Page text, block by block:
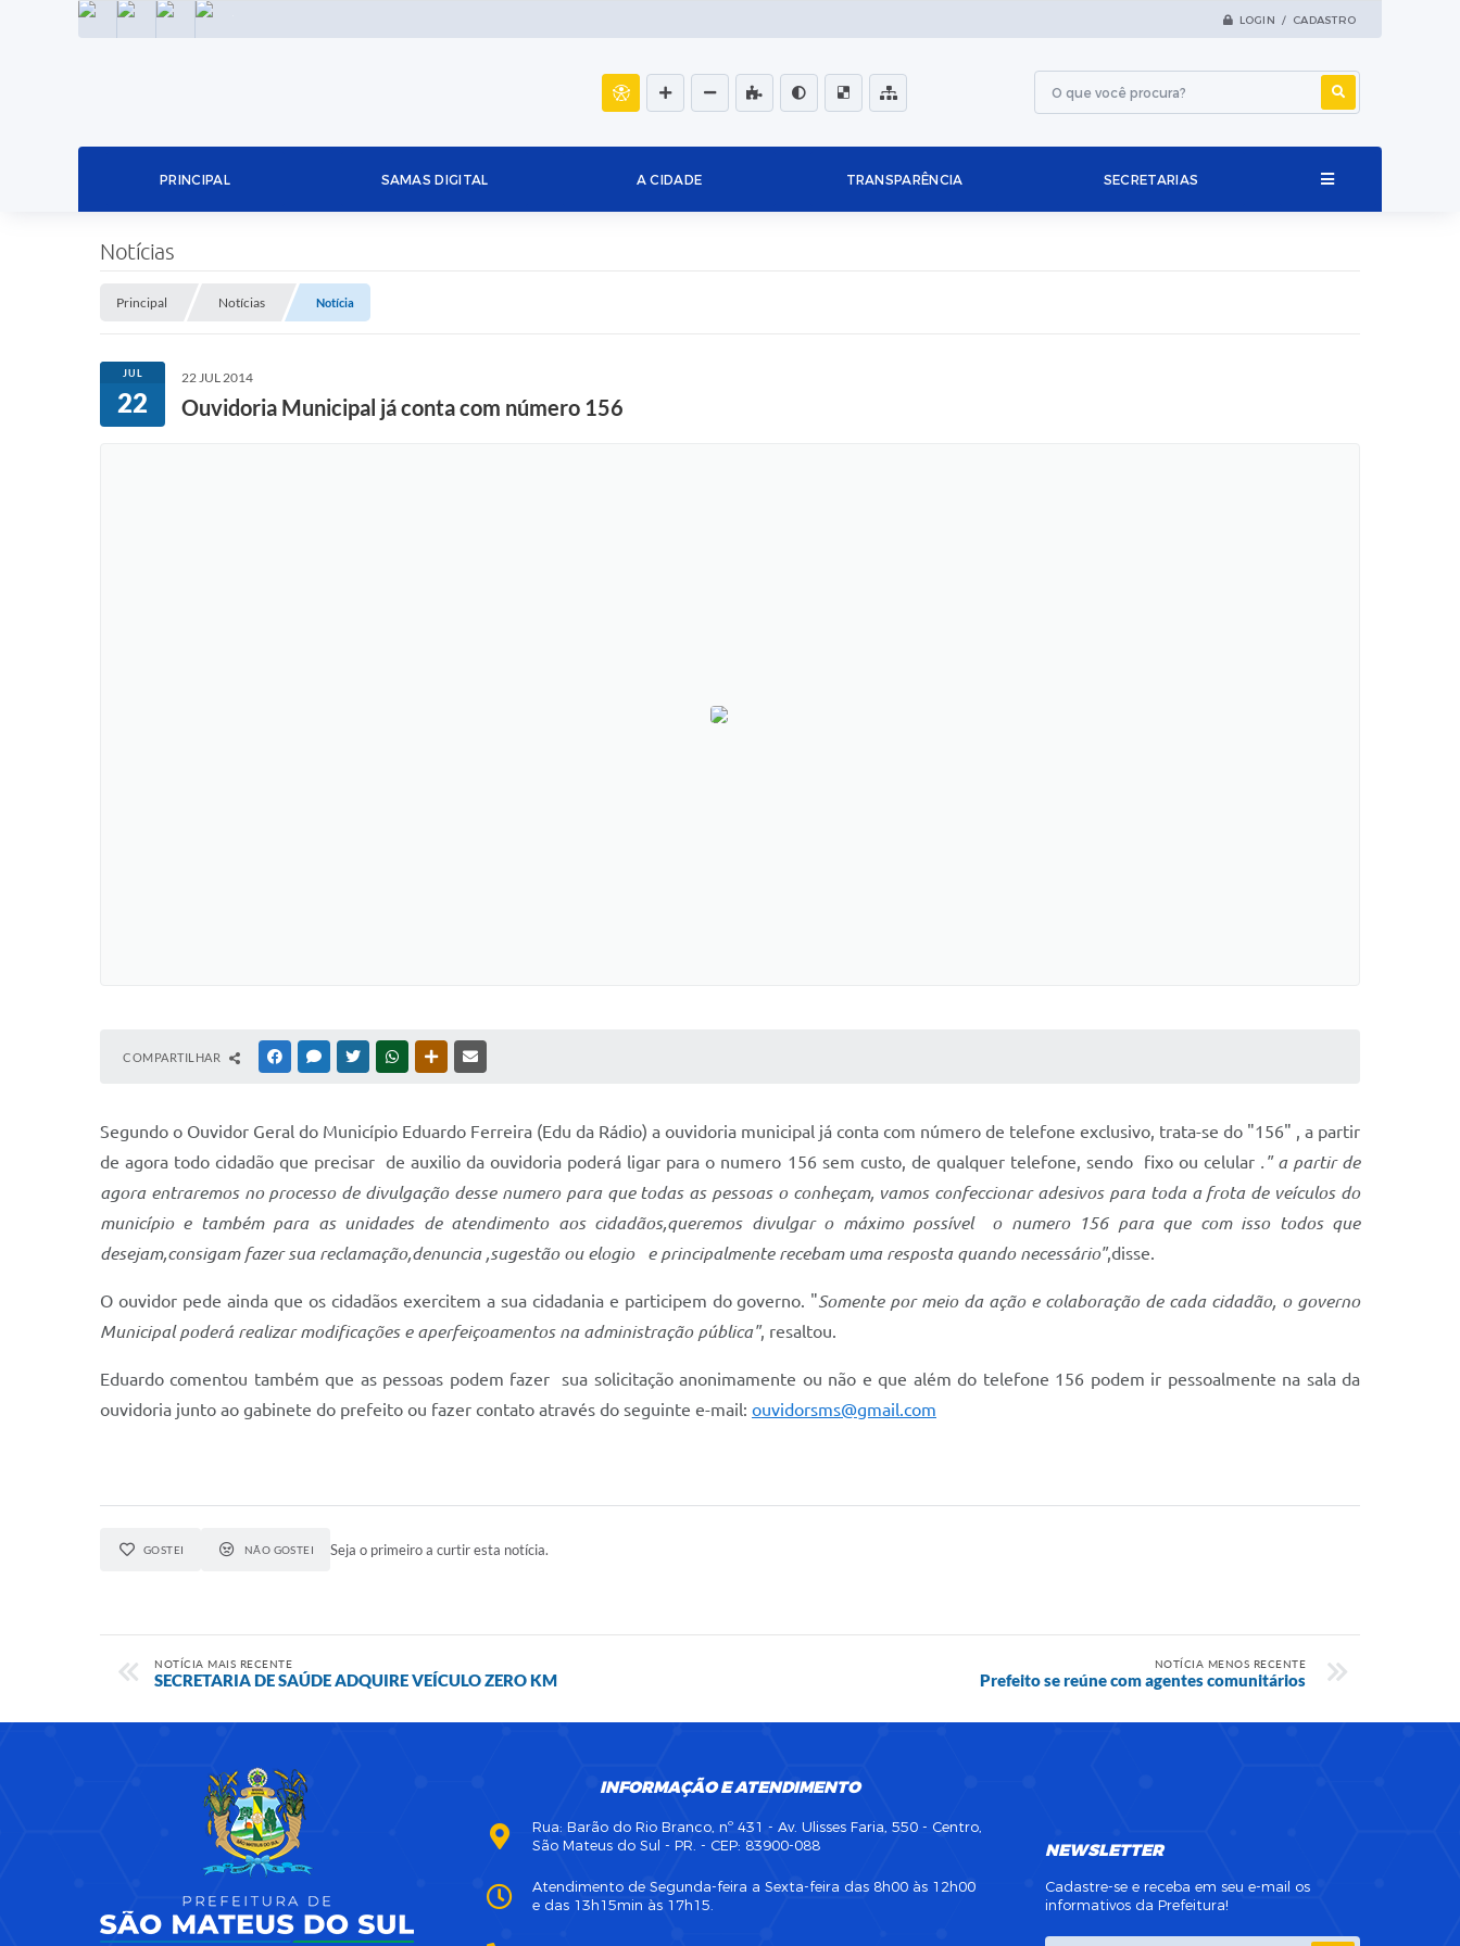
LOGIN / CADASTRO
INSTAGRAMFACEBOOKLINKEDIN
PRINCIPAL SAMAS DIGITAL A CIDADE TRANSPARÊNCIA SECRETARIAS
Notícias
Principal Notícias Notícia
JUL
22
22 JUL 2014
Ouvidoria Municipal já conta com número 156
COMPARTILHAR FACEBOOKMESSENGER
TWITTERWHATSAPPOUTRAS MÍDIAS
Segundo o Ouvidor Geral do Município Eduardo Ferreira (Edu da Rádio) a ouvidoria municipal já conta com número de telefone exclusivo, trata-se do "156" , a partir
de agora todo cidadão que precisar de auxilio da ouvidoria poderá ligar para o numero 156 sem custo, de qualquer telefone, sendo fixo ou celular ." a partir de
agora entraremos no processo de divulgação desse numero para que todas as pessoas o conheçam, vamos confeccionar adesivos para toda a frota de veículos do
município e também para as unidades de atendimento aos cidadãos,queremos divulgar o máximo possível o numero 156 para que com isso todos que
desejam,consigam fazer sua reclamação,denuncia ,sugestão ou elogio e principalmente recebam uma resposta quando necessário",disse.
O ouvidor pede ainda que os cidadãos exercitem a sua cidadania e participem do governo. "Somente por meio da ação e colaboração de cada cidadão, o governo
Municipal poderá realizar modificações e aperfeiçoamentos na administração pública", resaltou.
Eduardo comentou também que as pessoas podem fazer sua solicitação anonimamente ou não e que além do telefone 156 podem ir pessoalmente na sala da
ouvidoria junto ao gabinete do prefeito ou fazer contato através do seguinte e-mail: ouvidorsms@gmail.com
GOSTEI NÃO GOSTEI Seja o primeiro a curtir esta notícia.
NOTÍCIA MAIS RECENTE
SECRETARIA DE SAÚDE ADQUIRE VEÍCULO ZERO KM
NOTÍCIA MENOS RECENTE
Prefeito se reúne com agentes comunitários
INFORMAÇÃO E ATENDIMENTO
Rua: Barão do Rio Branco, nº 431 - Av. Ulisses Faria, 550 - Centro,
São Mateus do Sul - PR. - CEP: 83900-088
Atendimento de Segunda-feira a Sexta-feira das 8h00 às 12h00
e das 13h15min às 17h15.
NEWSLETTER
Cadastre-se e receba em seu e-mail os
informativos da Prefeitura!